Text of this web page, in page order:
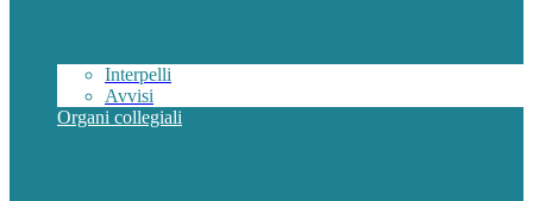
Interpelli
Avvisi
Organi collegiali